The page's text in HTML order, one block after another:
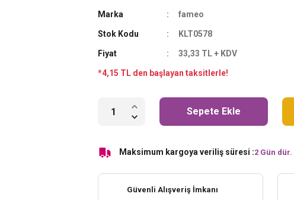
Marka fameo
Stok Kodu KLT0578
Fiyat 33,33 TL + KDV
*4,15 TL den başlayan taksitlerle!
Sepete Ekle
Maksimum kargoya veriliş süresi :2 Gün dür.
Güvenli Alışveriş İmkanı